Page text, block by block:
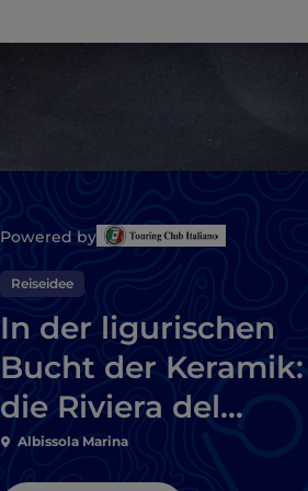
Powered by
Reiseidee
In der ligurischen
Bucht der Keramik:
die Riviera del
Beigua
Albissola Marina